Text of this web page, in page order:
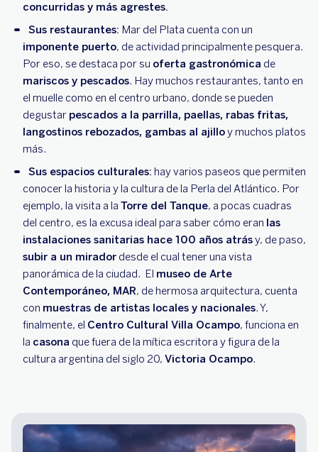
concurridas y más agrestes.
Sus restaurantes: Mar del Plata cuenta con un
imponente puerto, de actividad principalmente pesquera.
Por eso, se destaca por su oferta gastronómica de
mariscos y pescados. Hay muchos restaurantes, tanto en
el muelle como en el centro urbano, donde se pueden
degustar pescados a la parrilla, paellas, rabas fritas,
langostinos rebozados, gambas al ajilloy muchos platos
más.
Sus espacios culturales: hay varios paseos que permiten
conocer la historia y la cultura de la Perla del Atlántico. Por
ejemplo, la visita a la Torre del Tanque, a pocas cuadras
del centro, es la excusa ideal para saber cómo eran las
instalaciones sanitarias hace 100 años atrásy, de paso,
subir a un mirador desde el cual tener una vista
panorámica de la ciudad. El museo de Arte
Contemporáneo, MAR, de hermosa arquitectura, cuenta
con muestras de artistas locales y nacionales. Y,
finalmente, el Centro Cultural Villa Ocampo, funciona en
la casona que fuera de la mítica escritora y figura de la
cultura argentina del siglo 20, Victoria Ocampo.